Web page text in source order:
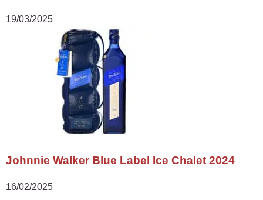
19/03/2025
Johnnie Walker Blue Label Ice Chalet 2024
16/02/2025